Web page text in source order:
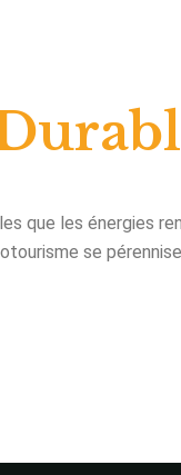
que les énergies
se